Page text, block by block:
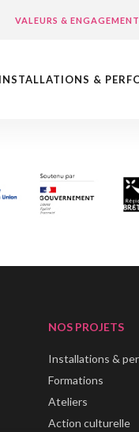
VALEURS &
INSTALLATIONS &
NOS PROJETS
Installations &
Formations
Ateliers
Action culturelle